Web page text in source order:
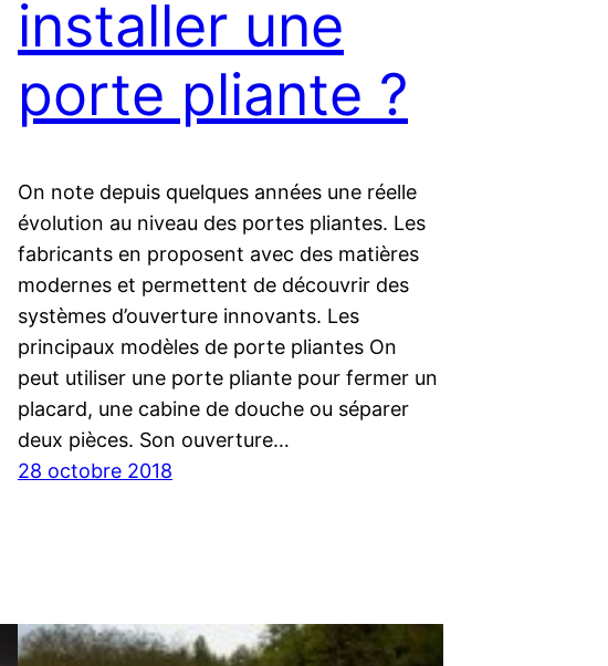
installer une
porte pliante ?
On note depuis quelques années une réelle
évolution au niveau des portes pliantes. Les
fabricants en proposent avec des matières
modernes et permettent de découvrir des
systèmes d’ouverture innovants. Les
principaux modèles de porte pliantes On
peut utiliser une porte pliante pour fermer un
placard, une cabine de douche ou séparer
deux pièces. Son ouverture…
28 octobre 2018